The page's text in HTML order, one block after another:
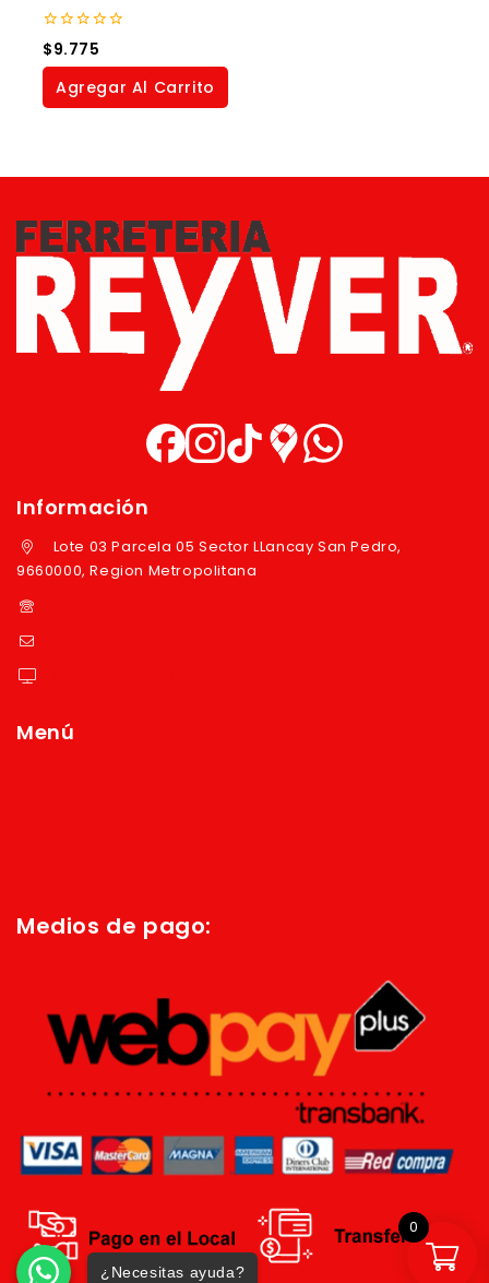
0
out
of
$9.775
Agregar Al Carrito
Información
Lote 03 Parcela 05 Sector LLancay San Pedro,
9660000, Region Metropolitana
Menú
Medios de pago:
¿Necesitas ayuda?
0